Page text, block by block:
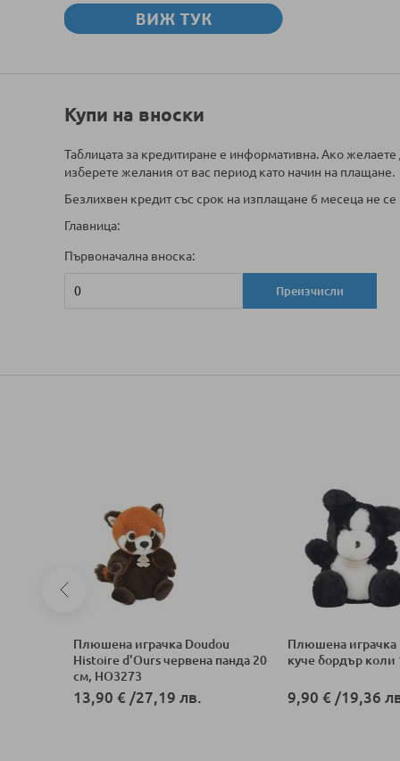
Купи на вноски
Таблицата за кредитиране е информативна. Ако
изберете желания от вас период като начин на плащане.
Безлихвен кредит със срок на изплащане 6 месеца не
Главница:
Първоначална вноска:
Преизчисли
Плюшена играчка Doudou
Histoire d'Ours червена панда 20
см, HO3273
13,90 € /27,19 лв.
Плюшенa играчка
куче бордър коли
9,90 € /19,36